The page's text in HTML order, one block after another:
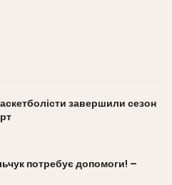
завершили сезон
потребує допомоги! –